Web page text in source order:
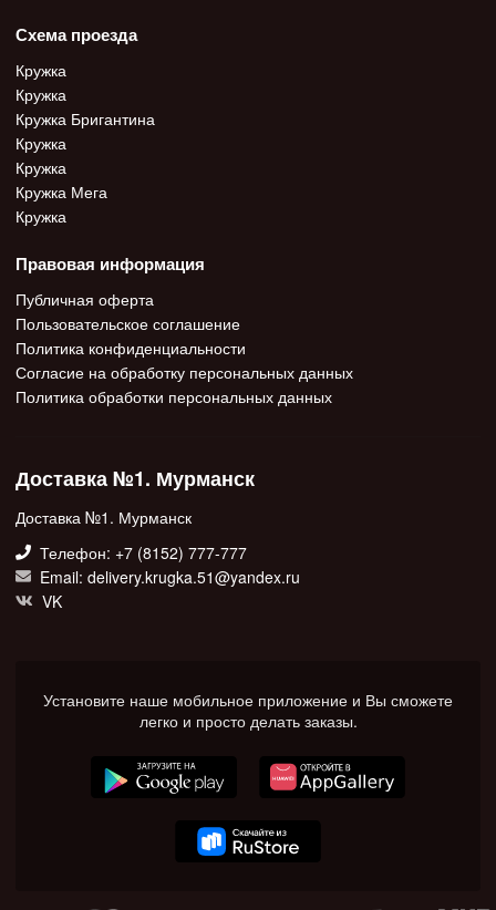
Схема проезда
Кружка
Кружка
Кружка Бригантина
Кружка
Кружка
Кружка Мега
Кружка
Правовая информация
Публичная оферта
Пользовательское соглашение
Политика конфиденциальности
Согласие на обработку персональных данных
Политика обработки персональных данных
Доставка №1. Мурманск
Доставка №1. Мурманск
Телефон: +7 (8152) 777-777
Email: delivery.krugka.51@yandex.ru
VK
Установите наше мобильное приложение и Вы сможете
легко и просто делать заказы.